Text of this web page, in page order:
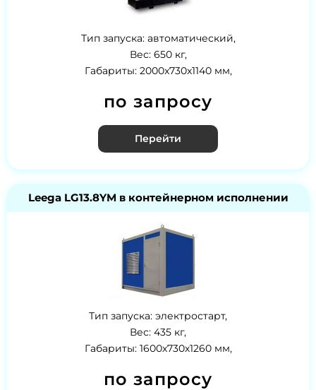
Тип запуска: автоматический,
Вес: 650 кг,
Габариты: 2000x730x1140 мм,
по запросу
Перейти
Leega LG13.8YM в контейнерном исполнении
Тип запуска: электростарт,
Вес: 435 кг,
Габариты: 1600х730х1260 мм,
по запросу